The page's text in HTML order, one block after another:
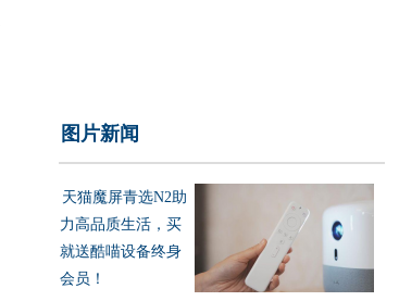
图片新闻
天猫魔屏青选N2助
力高品质生活，买
就送酷喵设备终身
会员！